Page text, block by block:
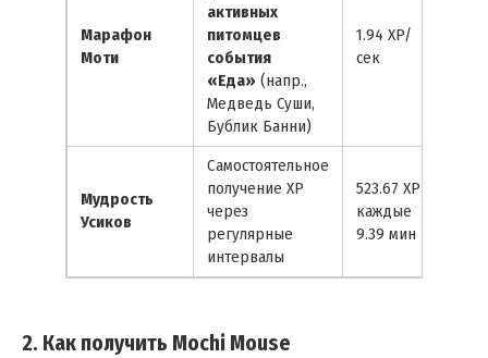
Марафон
Моти
активных
питомцев
события
«Еда» (напр.,
Медведь Суши,
Бублик Банни)
1.94 XP/
сек
Мудрость
Усиков
Самостоятельное
получение XP
через
регулярные
интервалы
523.67 XP
каждые
9.39 мин
2. Как получить Mochi Mouse